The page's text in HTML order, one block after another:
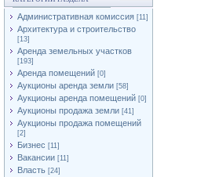
Административная комиссия [11]
Архитектура и строительство
[13]
Аренда земельных участков
[193]
Аренда помещений [0]
Аукционы аренда земли [58]
Аукционы аренда помещений [0]
Аукционы продажа земли [41]
Аукционы продажа помещений
[2]
Бизнес [11]
Вакансии [11]
Власть [24]